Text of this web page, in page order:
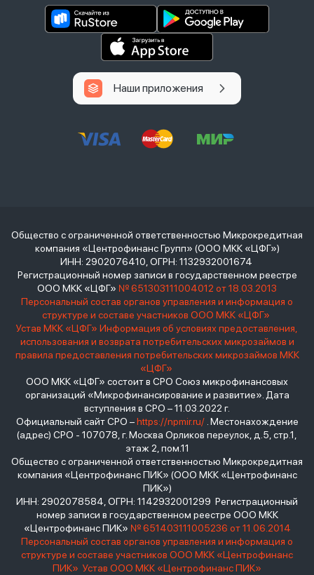
Наши приложения
Общество с ограниченной ответственностью Микрокредитная
компания «Центрофинанс Групп» (ООО МКК «ЦФГ»)
ИНН: 2902076410, ОГРН: 1132932001674
Регистрационный номер записи в государственном реестре
ООО МКК «ЦФГ» № 651303111004012 от 18.03.2013
Персональный состав органов управления и информация о
структуре и составе участников ООО МКК «ЦФГ»
Устав МКК «ЦФГ» Информация об условиях предоставления,
использования и возврата потребительских микрозаймов и
правила предоставления потребительских микрозаймов МКК
«ЦФГ»
ООО МКК «ЦФГ» состоит в СРО Союз микрофинансовых
организаций «Микрофинансирование и развитие». Дата
вступления в СРО – 11.03.2022 г.
Официальный сайт СРО –https://npmir.ru/. Местонахождение
(адрес) СРО - 107078, г. Москва Орликов переулок, д.5, стр.1,
этаж 2, пом.11
Общество с ограниченной ответственностью Микрокредитная
компания «Центрофинанс ПИК» (ООО МКК «Центрофинанс
ПИК»)
ИНН: 2902078584, ОГРН: 1142932001299 Регистрационный
номер записи в государственном реестре ООО МКК
«Центрофинанс ПИК» № 651403111005236 от 11.06.2014
Персональный состав органов управления и информация о
структуре и составе участников ООО МКК «Центрофинанс
ПИК» Устав ООО МКК «Центрофинанс ПИК»